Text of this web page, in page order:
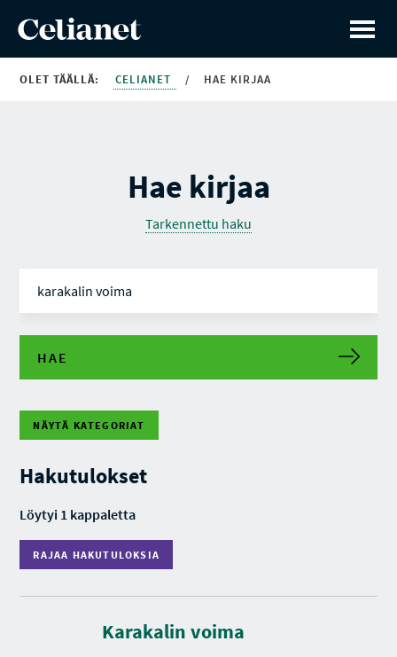
OLET TÄÄLLÄ: CELIANET / HAE KIRJAA
Hae kirjaa
Tarkennettu haku
HAE
NÄYTÄ KATEGORIAT
Hakutulokset
Löytyi 1 kappaletta
RAJAA HAKUTULOKSIA
A
A
U
T
U
O
Karakalin voima
K
s
t